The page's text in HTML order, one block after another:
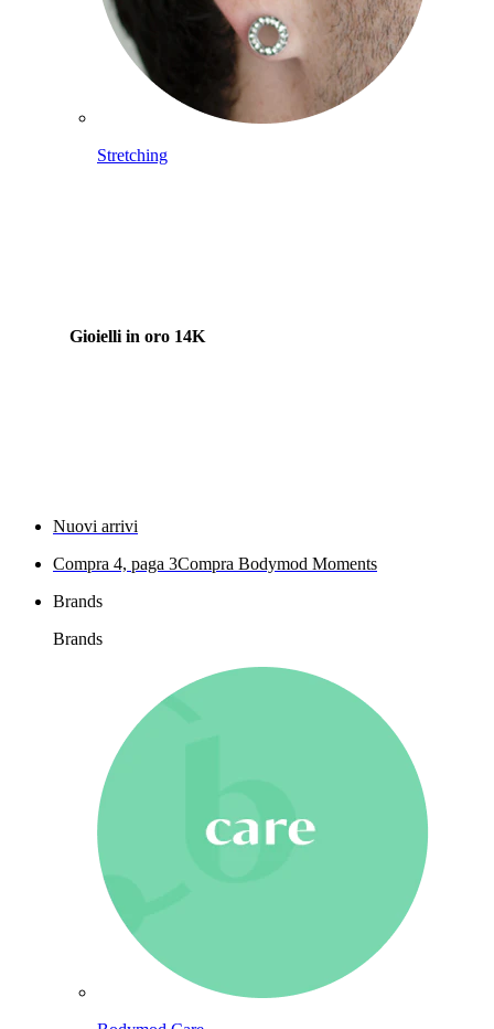
Stretching
Gioielli in oro 14K
Nuovi arrivi
Compra 4, paga 3Compra Bodymod Moments
Brands
Brands